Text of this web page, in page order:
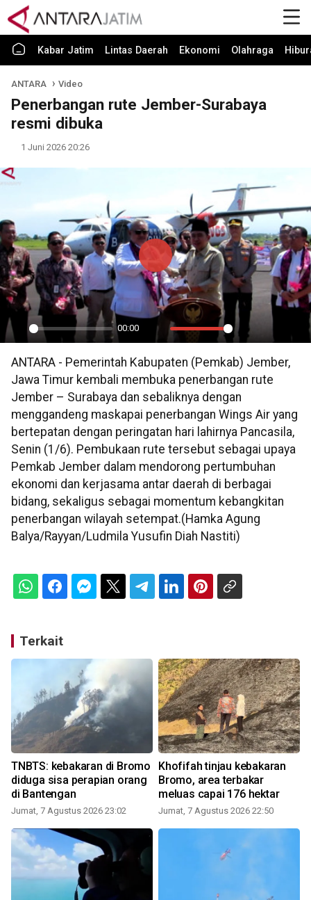
Kabar Jatim Lintas Daerah Ekonomi Olahraga
ANTARA Video
Penerbangan rute Jember-Surabaya
resmi dibuka
1 Juni 2026 20:26
Play
00:00
Mute Settings
PIP
Play
ANTARA - Pemerintah Kabupaten (Pemkab) Jember,
Jawa Timur kembali membuka penerbangan rute
Jember – Surabaya dan sebaliknya dengan
menggandeng maskapai penerbangan Wings Air yang
bertepatan dengan peringatan hari lahirnya Pancasila,
Senin (1/6). Pembukaan rute tersebut sebagai upaya
Pemkab Jember dalam mendorong pertumbuhan
ekonomi dan kerjasama antar daerah di berbagai
bidang, sekaligus sebagai momentum kebangkitan
penerbangan wilayah setempat.(Hamka Agung
Balya/Rayyan/Ludmila Yusufin Diah Nastiti)
Terkait
TNBTS: kebakaran di Bromo
diduga sisa perapian orang
di Bantengan
Jumat, 7 Agustus 2026 23:02
Khofifah tinjau kebakaran
Bromo, area terbakar
meluas capai 176 hektar
Jumat, 7 Agustus 2026 22:50